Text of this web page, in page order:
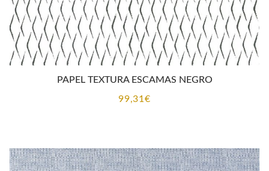
PAPEL TEXTURA ESCAMAS NEGRO
99,31€